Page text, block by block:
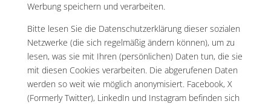
Werbung speichern und verarbeiten.
Bitte lesen Sie die Datenschutzerklärung dieser sozialen
Netzwerke (die sich regelmäßig ändern können), um zu
lesen, was sie mit Ihren (persönlichen) Daten tun, die sie
mit diesen Cookies verarbeiten. Die abgerufenen Daten
werden so weit wie möglich anonymisiert. Facebook, X
(Formerly Twitter), LinkedIn und Instagram befinden sich